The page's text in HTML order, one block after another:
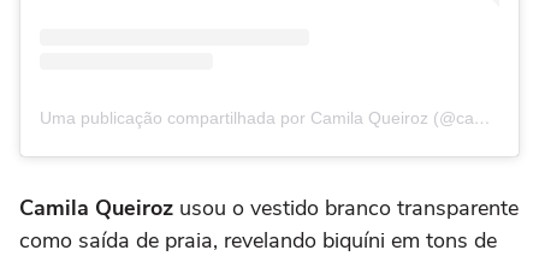
Uma publicação compartilhada por Camila Queiroz (@camilaqueiroz)
Camila Queiroz usou o vestido branco transparente
como saída de praia, revelando biquíni em tons de